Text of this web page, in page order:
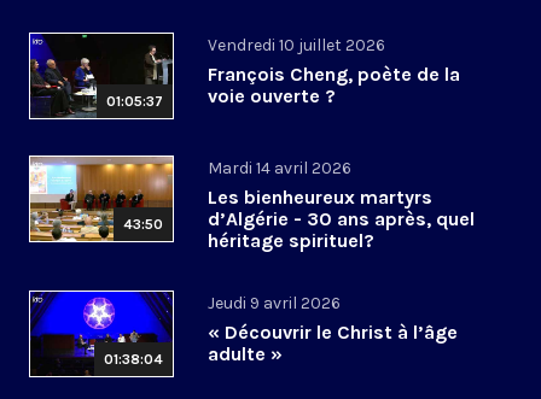
01:05:37
Vendredi 10 juillet 2026
François Cheng, poète de la
voie ouverte ?
43:50
Mardi 14 avril 2026
Les bienheureux martyrs
d’Algérie - 30 ans après, quel
héritage spirituel?
01:38:04
Jeudi 9 avril 2026
« Découvrir le Christ à l’âge
adulte »